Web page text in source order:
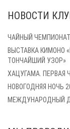
НОВОСТИ
ЧАЙНЫЙ ЧЕМПИОНАТ
ВЫСТАВКА КИМОНО
ТОНЧАЙШИЙ УЗОР»
ХАЦУГАМА. ПЕРВАЯ
НОВОГОДНЯЯ НОЧЬ
МЕЖДУНАРОДНЫЙ